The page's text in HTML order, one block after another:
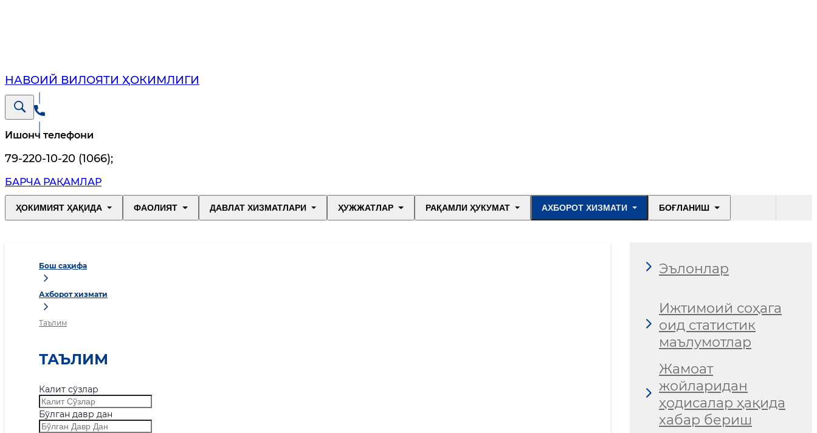
НАВОИЙ ВИЛОЯТИ ҲОКИМЛИГИ
Ишонч телефони
79-220-10-20 (1066);
БАРЧА РАҚАМЛАР
ҲОКИМИЯТ ҲАҚИДА ФАОЛИЯТ ДАВЛАТ ХИЗМАТЛАРИ ҲУЖЖАТЛАР РАҚАМЛИ ҲУКУМАТ АХБОРОТ ХИЗМАТИ БОҒЛАНИШ
Бош саҳифа
Ахборот хизмати
Таълим
ТАЪЛИМ
Калит сўзлар
Бўлган давр дан
Эълонлар
Ижтимоий соҳага
оид статистик
маълумотлар
Жамоат
жойларидан
ҳодисалар ҳақида
хабар бериш